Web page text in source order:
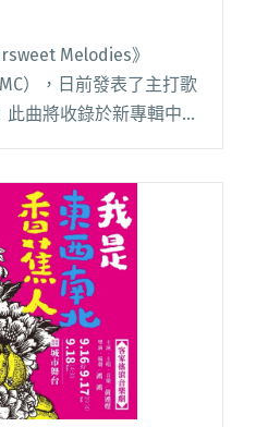
Melodies》
），日前發表了主打歌
曲將收錄於新專輯中，
洋溢溫暖之情"